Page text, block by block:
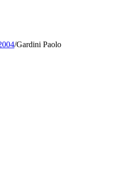
/Gardini Paolo